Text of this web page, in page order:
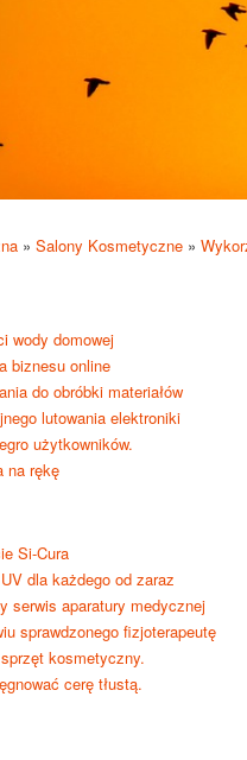
» Salony Kosmetyczne »
wody domowej
biznesu online
do obróbki materiałów
lutowania elektroniki
użytkowników.
na rękę
Si-Cura
dla każdego od zaraz
serwis aparatury medycznej
sprawdzonego fizjoterapeutę
kosmetyczny.
cerę tłustą.